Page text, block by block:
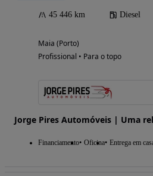
45 446 km Diesel
Maia (Porto)
Profissional • Para o topo
Jorge Pires Automóveis | Uma
Financiamento Oficina Entrega em